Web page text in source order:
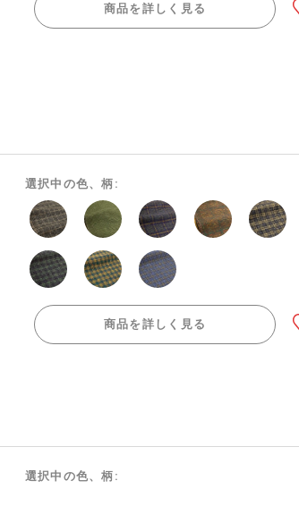
商品を詳しく見る
選択中の色、柄:
商品を詳しく見る
選択中の色、柄: